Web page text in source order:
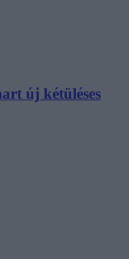
új kétüléses